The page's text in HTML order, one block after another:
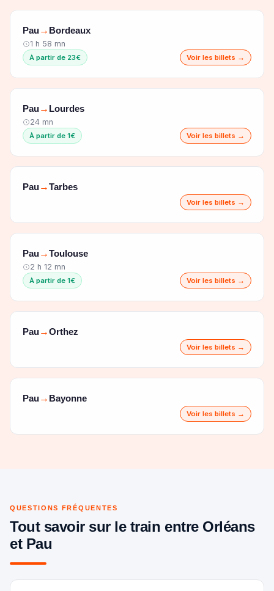
Pau→ Bordeaux
1 h 58 mn
À partir de 23€ Voir les billets →
Pau→ Lourdes
24 mn
À partir de 1€ Voir les billets →
Pau→Tarbes
Voir les billets →
Pau→Toulouse
2 h 12 mn
À partir de 1€ Voir les billets →
Pau→Orthez
Voir les billets →
Pau→ Bayonne
Voir les billets →
QUESTIONS FRÉQUENTES
Tout savoir sur le train entre Orléans
et Pau